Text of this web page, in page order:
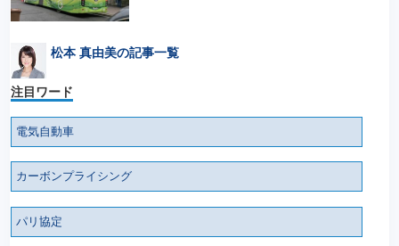
松本 真由美の記事一覧
注目ワード
電気自動車
カーボンプライシング
パリ協定